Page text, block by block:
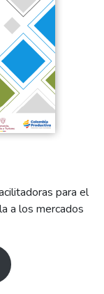
para el
a los mercados